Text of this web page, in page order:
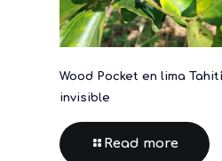
Wood Pocket en lima
invisible
Read more